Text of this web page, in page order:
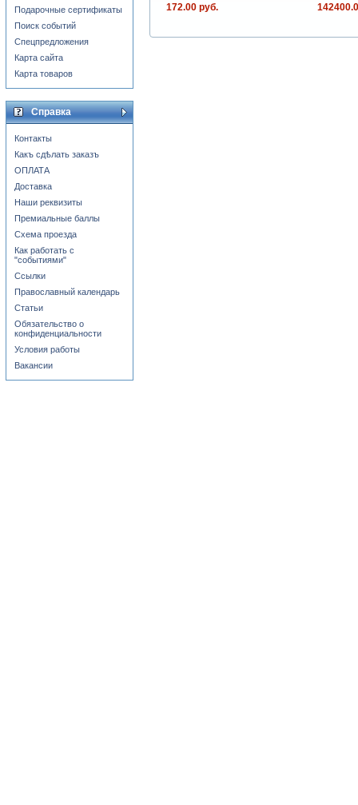
172.00 руб.
Подарочные сертификаты
Поиск событий
Спецпредложения
Карта сайта
Карта товаров
Справка
Контакты
Какъ сдѣлать заказъ
ОПЛАТА
Доставка
Наши реквизиты
Премиальные баллы
Схема проезда
Как работать с
"событиями"
Ссылки
Православный календарь
Статьи
Обязательство о
конфиденциальности
Условия работы
Вакансии